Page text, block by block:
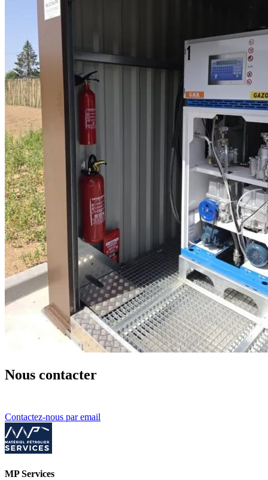
Nous contacter
Contactez-nous par email
MP Services